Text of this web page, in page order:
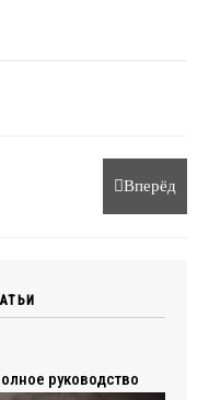
Вперёд
руководство